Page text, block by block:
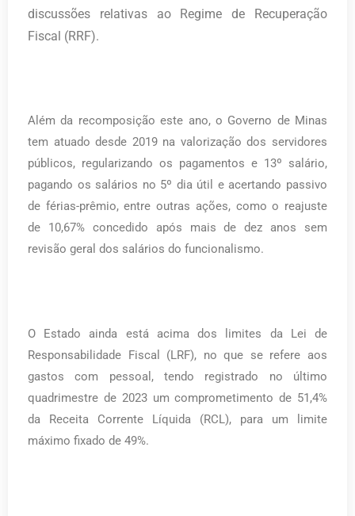
discussões relativas ao Regime de Recuperação
Fiscal (RRF).
Além da recomposição este ano, o Governo de Minas
tem atuado desde 2019 na valorização dos servidores
públicos, regularizando os pagamentos e 13º salário,
pagando os salários no 5º dia útil e acertando passivo
de férias-prêmio, entre outras ações, como o reajuste
de 10,67% concedido após mais de dez anos sem
revisão geral dos salários do funcionalismo.
O Estado ainda está acima dos limites da Lei de
Responsabilidade Fiscal (LRF), no que se refere aos
gastos com pessoal, tendo registrado no último
quadrimestre de 2023 um comprometimento de 51,4%
da Receita Corrente Líquida (RCL), para um limite
máximo fixado de 49%.